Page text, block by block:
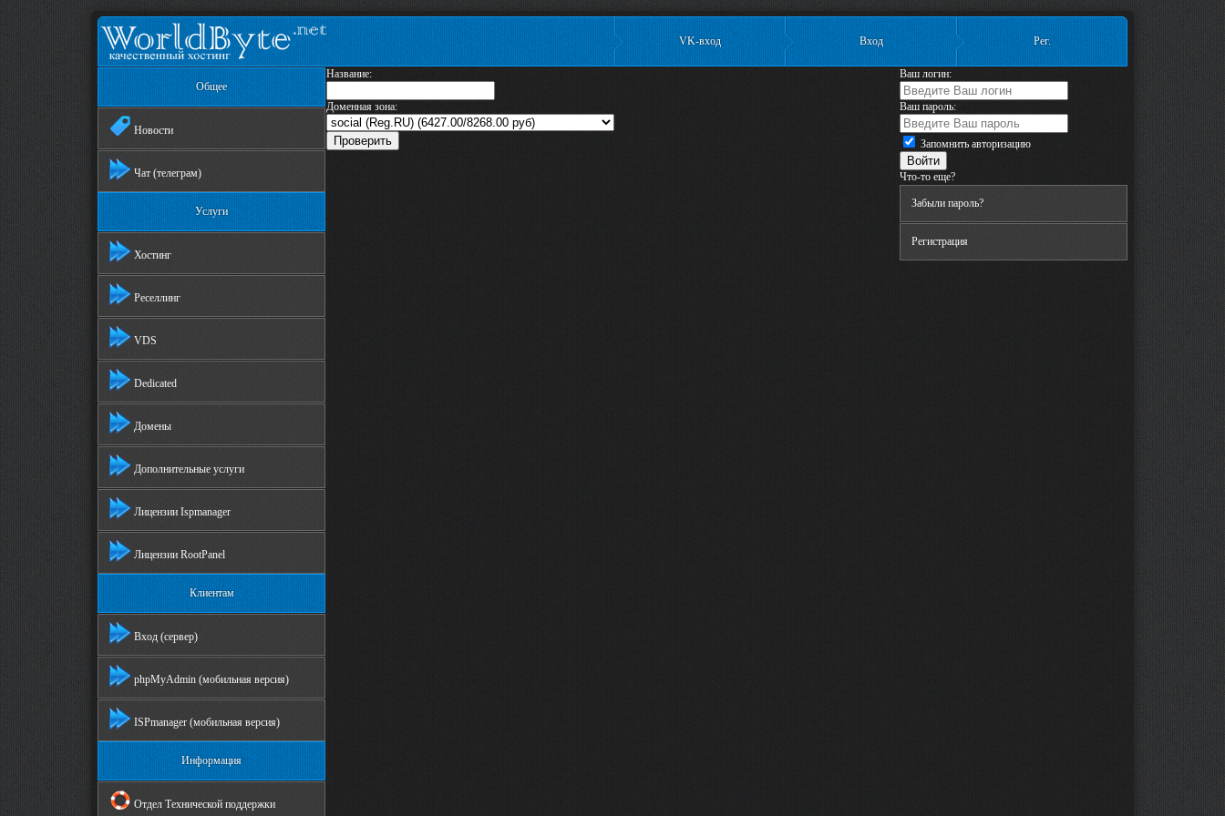
VK-вход Вход Рег.
Общее
Новости
Чат (телеграм)
Услуги
Хостинг
Реселлинг
VDS
Dedicated
Домены
Дополнительные услуги
Лицензии Ispmanager
Лицензии RootPanel
Клиентам
Вход (сервер)
phpMyAdmin (мобильная версия)
ISPmanager (мобильная версия)
Информация
Отдел Технической поддержки
Название:
Доменная зона:
Ваш логин:
Ваш пароль:
Запомнить авторизацию
Что-то еще?
Забыли пароль?
Регистрация